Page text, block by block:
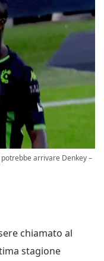
arrivare Denkey –
chiamato al
stagione